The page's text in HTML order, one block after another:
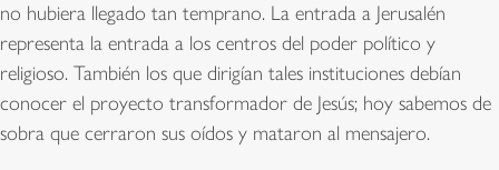
no hubiera llegado tan temprano. La entrada a Jerusalén
representa la entrada a los centros del poder político y
religioso. También los que dirigían tales instituciones debían
conocer el proyecto transformador de Jesús; hoy sabemos de
sobra que cerraron sus oídos y mataron al mensajero.